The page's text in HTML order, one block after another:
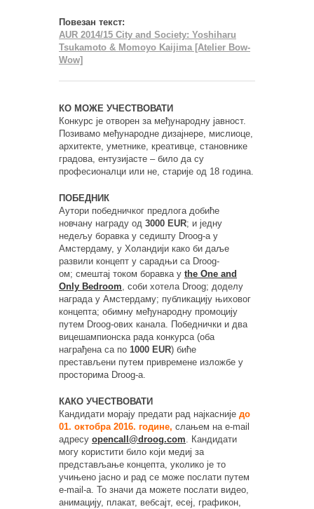
Повезан текст:
AUR 2014/15 City and Society: Yoshiharu
Tsukamoto & Momoyo Kaijima [Atelier Bow-
Wow]
КО МОЖЕ УЧЕСТВОВАТИ
Конкурс је отворен за међународну јавност.
Позивамо међународне дизајнере, мислиоце,
архитекте, уметнике, креативце, становнике
градова, ентузијасте – било да су
професионалци или не, старије од 18 година.
ПОБЕДНИК
Аутори победничког предлога добиће
новчану награду од 3000 EUR; и једну
недељу боравка у седишту Droog-а у
Амстердаму, у Холандији како би даље
развили концепт у сарадњи са Droog-
ом; смештај током боравка у the One and
Only Bedroom, соби хотела Droog; доделу
награда у Амстердаму; публикацију њиховог
концепта; обимну међународну промоцију
путем Droog-ових канала. Победнички и два
вицешампионска рада конкурса (оба
награђена са по 1000 EUR) биће
престављени путем привремене изложбе у
просторима Droog-а.
КАКО УЧЕСТВОВАТИ
Кандидати морају предати рад најкасније до
01. октобра 2016. године, слањем на e-mail
адресу opencall@droog.com. Кандидати
могу користити било који медиј за
представљање концепта, уколико је то
учињено јасно и рад се може послати путем
e-mail-а. То значи да можете послати видео,
анимацију, плакат, вебсајт, есеј, графикон,